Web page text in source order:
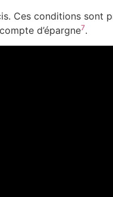
Ces conditions sont
d’épargne7.